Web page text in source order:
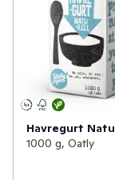
Havregurt
1000 g, Oatly